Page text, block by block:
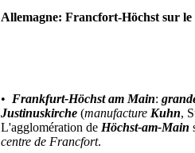
Allemagne: Francfort-Höchst sur
• Frankfurt-Höchst am Main:
Justinuskirche (manufacture Kuhn,
L'agglomération de Höchst-am-Main
centre de Francfort.